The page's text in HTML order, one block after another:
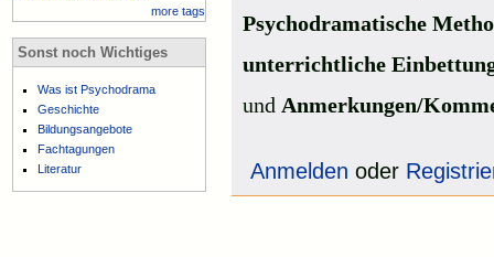
Psychodramatische
unterrichtliche
und Anmerkungen/
Anmelden oder
more tags
Sonst noch Wichtiges
Was ist Psychodrama
Geschichte
Bildungsangebote
Fachtagungen
Literatur